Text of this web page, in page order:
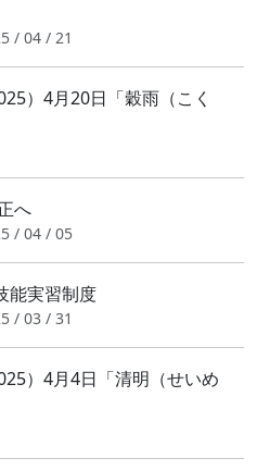
/ 04 / 21
）4月20日「穀雨（こく
へ
/ 04 / 05
能実習制度
/ 03 / 31
）4月4日「清明（せいめ